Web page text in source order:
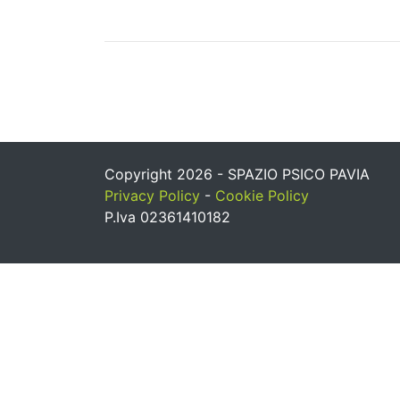
Copyright 2026 - SPAZIO PSICO PAVIA
Privacy Policy - Cookie Policy
P.Iva 02361410182